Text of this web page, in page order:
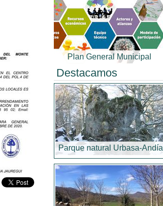
Plan General Municipal
Destacamos
Parque natural Urbasa-Andía